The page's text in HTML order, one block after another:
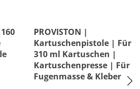
PROVISTON |
Kartuschenpistole | Für
310 ml Kartuschen |
Kartuschenpresse | Für
Fugenmasse & Kleber